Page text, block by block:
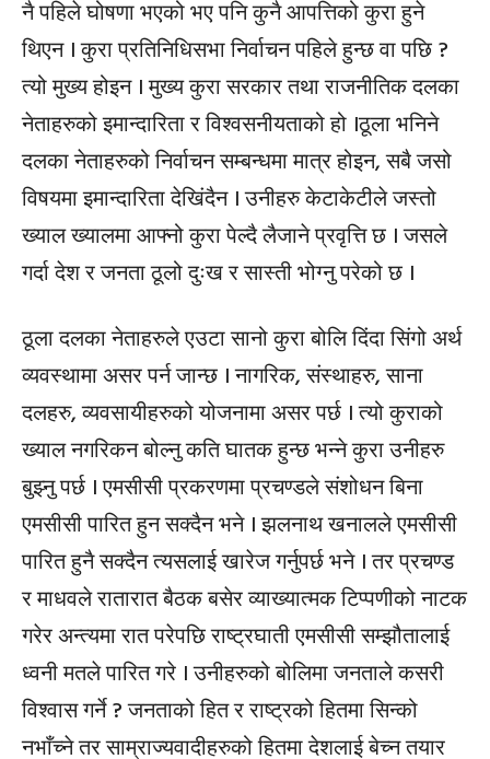
नै पहिले घोषणा भएको भए पनि कुनै आपत्तिको कुरा हुने
थिएन । कुरा प्रतिनिधिसभा निर्वाचन पहिले हुन्छ वा पछि ?
त्यो मुख्य होइन । मुख्य कुरा सरकार तथा राजनीतिक दलका
नेताहरुको इमान्दारिता र विश्वसनीयताको हो ।ठूला भनिने
दलका नेताहरुको निर्वाचन सम्बन्धमा मात्र होइन, सबै जसो
विषयमा इमान्दारिता देखिंदैन । उनीहरु केटाकेटीले जस्तो
ख्याल ख्यालमा आफ्नो कुरा पेल्दै लैजाने प्रवृत्ति छ । जसले
गर्दा देश र जनता ठूलो दुःख र सास्ती भोग्नु परेको छ ।
ठूला दलका नेताहरुले एउटा सानो कुरा बोलि दिंदा सिंगो अर्थ
व्यवस्थामा असर पर्न जान्छ । नागरिक, संस्थाहरु, साना
दलहरु, व्यवसायीहरुको योजनामा असर पर्छ । त्यो कुराको
ख्याल नगरिकन बोल्नु कति घातक हुन्छ भन्ने कुरा उनीहरु
बुझ्नु पर्छ । एमसीसी प्रकरणमा प्रचण्डले संशोधन बिना
एमसीसी पारित हुन सक्दैन भने । झलनाथ खनालले एमसीसी
पारित हुनै सक्दैन त्यसलाई खारेज गर्नुपर्छ भने । तर प्रचण्ड
र माधवले रातारात बैठक बसेर व्याख्यात्मक टिप्पणीको नाटक
गरेर अन्त्यमा रात परेपछि राष्ट्रघाती एमसीसी सम्झौतालाई
ध्वनी मतले पारित गरे । उनीहरुको बोलिमा जनताले कसरी
विश्वास गर्ने ? जनताको हित र राष्ट्रको हितमा सिन्को
नभाँच्ने तर साम्राज्यवादीहरुको हितमा देशलाई बेच्न तयार